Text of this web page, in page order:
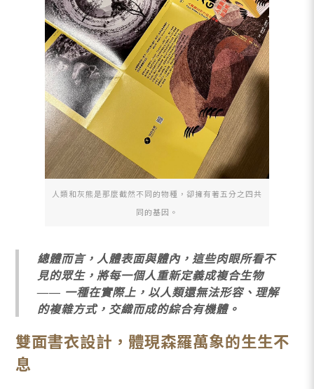
人類和灰熊是那麼截然不同的物種，卻擁有著五分之四共
同的基因。
總體而言，人體表面與體內，這些肉眼所看不
見的眾生，將每一個人重新定義成複合生物
—— 一種在實際上，以人類還無法形容、理解
的複雜方式，交織而成的綜合有機體。
雙面書衣設計，體現森羅萬象的生生不
息